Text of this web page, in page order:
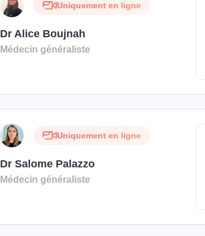
Uniquement en ligne
Dr Alice Boujnah
Médecin généraliste
Uniquement en ligne
Dr Salome Palazzo
Médecin généraliste